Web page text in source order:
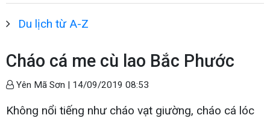
Du lịch từ A-Z
Cháo cá me cù lao Bắc Phước
Yên Mã Sơn | 14/09/2019 08:53
Không nổi tiếng như cháo vạt giường, cháo cá lóc